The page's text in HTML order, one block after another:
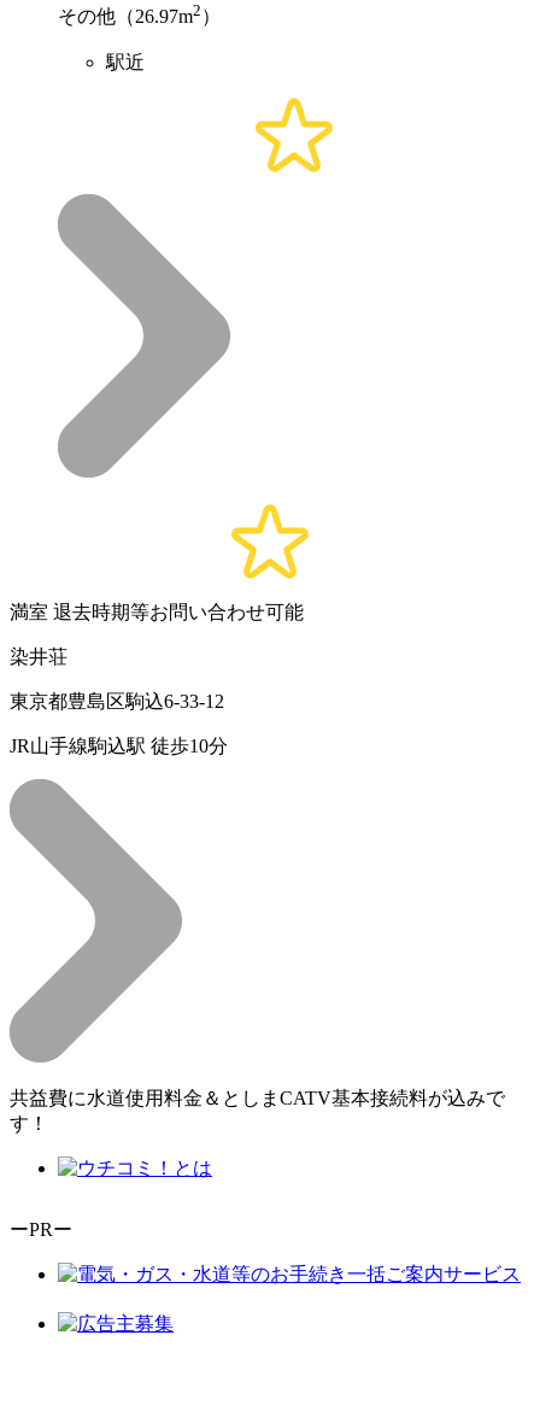
その他（26.97m2 ）
駅近
満室 退去時期等お問い合わせ可能
染井荘
東京都豊島区駒込6-33-12
JR山手線駒込駅 徒歩10分
共益費に水道使用料金＆としまCATV基本接続料が込みで
す！
ーPRー